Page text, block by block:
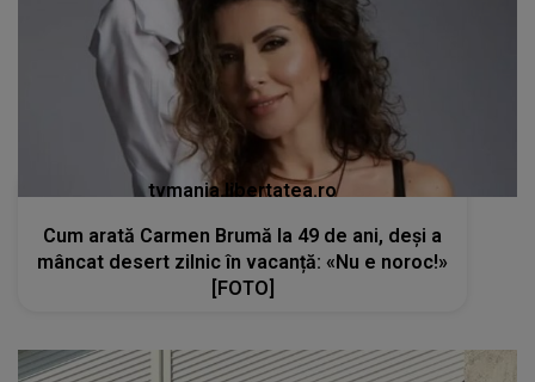
tvmania.libertatea.ro
Cum arată Carmen Brumă la 49 de ani, deși a
mâncat desert zilnic în vacanță: «Nu e noroc!»
[FOTO]